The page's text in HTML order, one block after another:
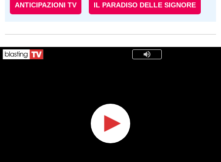
ANTICIPAZIONI TV IL PARADISO DELLE SIGNORE